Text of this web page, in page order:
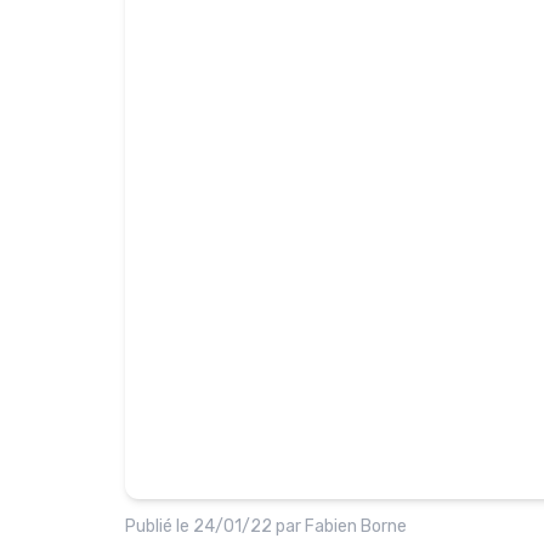
Publié le 24/01/22 par Fabien Borne